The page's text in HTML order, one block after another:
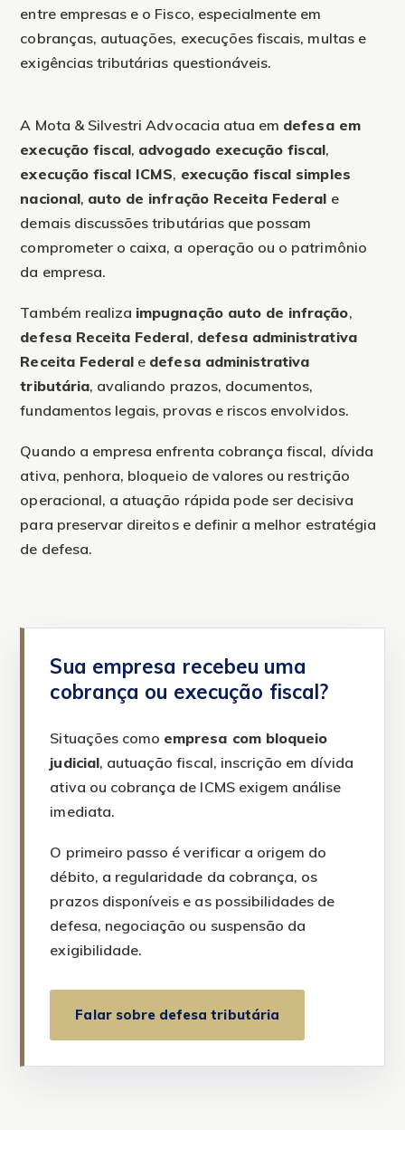
entre empresas e o Fisco, especialmente em
cobranças, autuações, execuções fiscais, multas e
exigências tributárias questionáveis.
A Mota & Silvestri Advocacia atua em defesa em
execução fiscal, advogado execução fiscal,
execução fiscal ICMS, execução fiscal simples
nacional, auto de infração Receita Federal e
demais discussões tributárias que possam
comprometer o caixa, a operação ou o patrimônio
da empresa.
Também realiza impugnação auto de infração,
defesa Receita Federal, defesa administrativa
Receita Federal e defesa administrativa
tributária, avaliando prazos, documentos,
fundamentos legais, provas e riscos envolvidos.
Quando a empresa enfrenta cobrança fiscal, dívida
ativa, penhora, bloqueio de valores ou restrição
operacional, a atuação rápida pode ser decisiva
para preservar direitos e definir a melhor estratégia
de defesa.
Sua empresa recebeu uma
cobrança ou execução fiscal?
Situações como empresa com bloqueio
judicial, autuação fiscal, inscrição em dívida
ativa ou cobrança de ICMS exigem análise
imediata.
O primeiro passo é verificar a origem do
débito, a regularidade da cobrança, os
prazos disponíveis e as possibilidades de
defesa, negociação ou suspensão da
exigibilidade.
Falar sobre defesa tributária